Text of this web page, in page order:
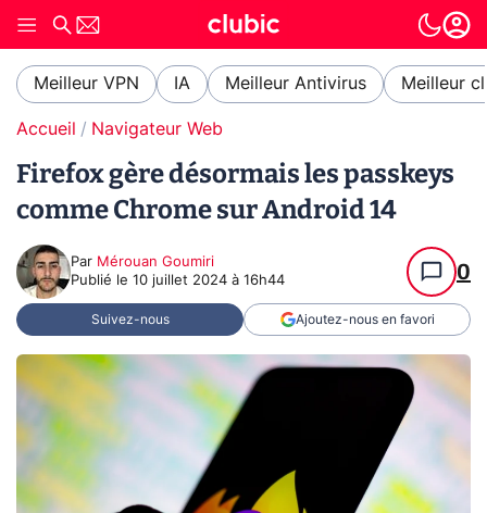
Meilleur VPN IA Meilleur Antivirus Meilleur
Accueil Navigateur Web
Firefox gère désormais les passkeys
comme Chrome sur Android 14
Par Mérouan Goumiri
Publié le 10 juillet 2024 à 16h44 0
Suivez-nous Ajoutez-nous en favori